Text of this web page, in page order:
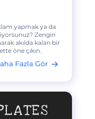
yapmak ya da
Zengin
akılda kalan bir
öne çıkın.
Fazla Gör